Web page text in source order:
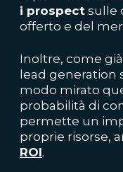
i prospect sulle
offerto e del
Inoltre, come
lead generation
modo mirato
probabilità di
permette un
proprie risorse,
ROI.